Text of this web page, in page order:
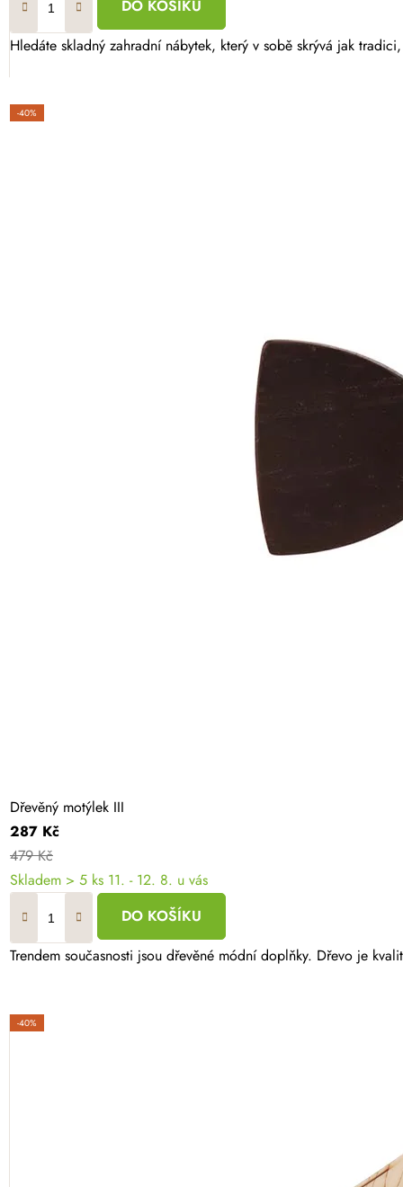
DO KOŠÍKU
Hledáte skladný zahradní nábytek, který v sobě skrývá jak
-40%
Dřevěný motýlek III
287 Kč
479 Kč
Skladem > 5 ks 11. - 12. 8. u vás
DO KOŠÍKU
Trendem současnosti jsou dřevěné módní doplňky. Dřevo je
-40%